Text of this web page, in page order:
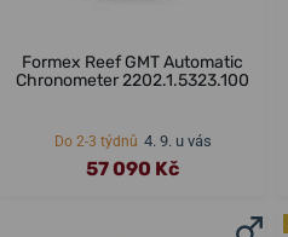
Formex Reef GMT Automatic
Chronometer 2202.1.5323.100
Do 2-3 týdnů 4. 9. u vás
57 090 Kč